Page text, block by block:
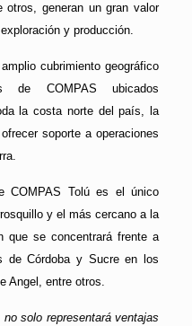
generan un gran valor
y producción.
cubrimiento geográfico
de COMPAS ubicados
la costa norte del país, la
soporte a operaciones
COMPAS Tolú es el único
y el más cercano a la
que se concentrará frente a
de Córdoba y Sucre en los
Angel, entre otros.
solo representará ventajas